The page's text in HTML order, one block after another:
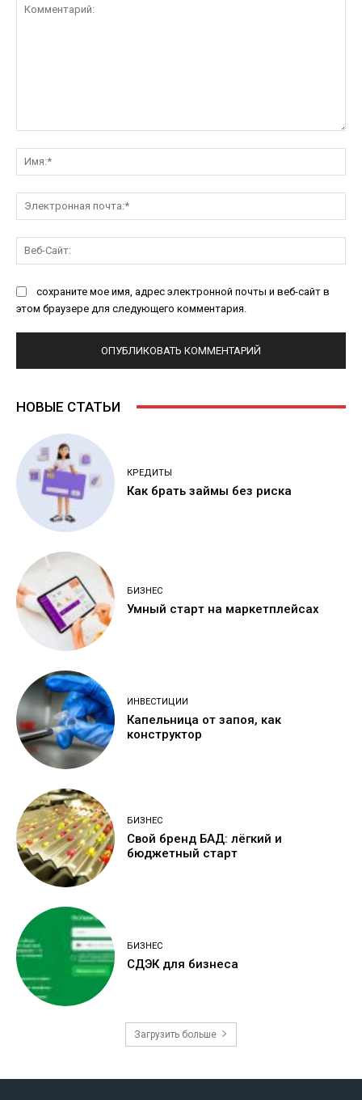
сохраните мое имя, адрес электронной почты и веб-сайт в
этом браузере для следующего комментария.
НОВЫЕ СТАТЬИ
КРЕДИТЫ
Как брать займы без риска
БИЗНЕС
Умный старт на маркетплейсах
ИНВЕСТИЦИИ
Капельница от запоя, как
конструктор
БИЗНЕС
Свой бренд БАД: лёгкий и
бюджетный старт
БИЗНЕС
СДЭК для бизнеса
Загрузить больше